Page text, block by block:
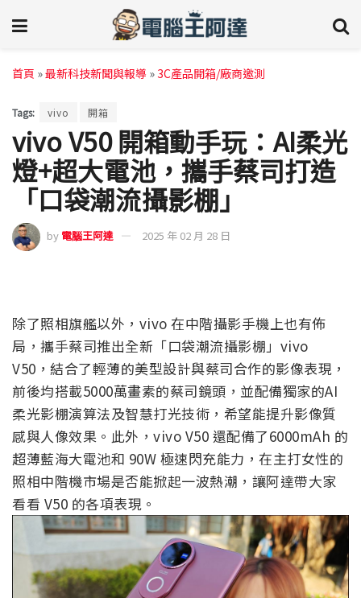
首頁 »最新科技新聞與報導 »3C產品開箱/廠商邀測
Tags: vivo 開箱
vivo V50 開箱動手玩：AI柔光
燈+超大電池，攜手蔡司打造
「口袋潮流攝影棚」
by 電腦王阿達 2025 年 02 月 28 日
除了照相旗艦以外，vivo 在中階攝影手機上也有佈
局，攜手蔡司推出全新「口袋潮流攝影棚」vivo
V50，結合了輕薄的美型設計與蔡司合作的影像表現，
前後均搭載5000萬畫素的蔡司鏡頭，並配備獨家的AI
柔光影棚演算法及智慧打光技術，希望能提升影像質
感與人像效果。此外，vivo V50 還配備了6000mAh 的
超薄藍海大電池和 90W 極速閃充能力，在主打女性的
照相中階機市場是否能掀起一波熱潮，讓阿達帶大家
看看 V50 的各項表現。